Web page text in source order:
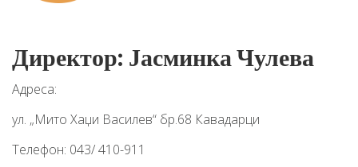
Директор: Јасминка Чулева
Адреса:
ул. „Мито Хаџи Василев“ бр.68 Кавадарци
Телефон: 043/ 410-911